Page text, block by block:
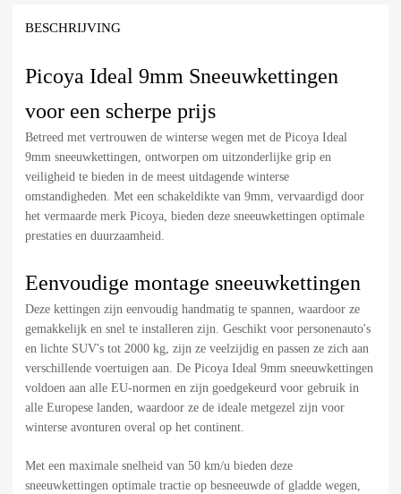
BESCHRIJVING
Picoya Ideal 9mm Sneeuwkettingen
voor een scherpe prijs
Betreed met vertrouwen de winterse wegen met de Picoya Ideal
9mm sneeuwkettingen, ontworpen om uitzonderlijke grip en
veiligheid te bieden in de meest uitdagende winterse
omstandigheden. Met een schakeldikte van 9mm, vervaardigd door
het vermaarde merk Picoya, bieden deze sneeuwkettingen optimale
prestaties en duurzaamheid.
Eenvoudige montage sneeuwkettingen
Deze kettingen zijn eenvoudig handmatig te spannen, waardoor ze
gemakkelijk en snel te installeren zijn. Geschikt voor personenauto's
en lichte SUV's tot 2000 kg, zijn ze veelzijdig en passen ze zich aan
verschillende voertuigen aan. De Picoya Ideal 9mm sneeuwkettingen
voldoen aan alle EU-normen en zijn goedgekeurd voor gebruik in
alle Europese landen, waardoor ze de ideale metgezel zijn voor
winterse avonturen overal op het continent.
Met een maximale snelheid van 50 km/u bieden deze
sneeuwkettingen optimale tractie op besneeuwde of gladde wegen,